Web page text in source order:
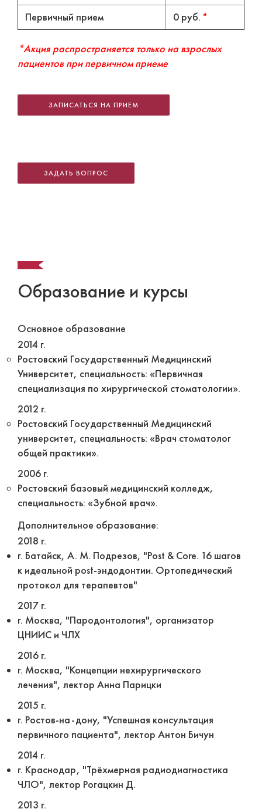
Первичный прием 0 руб. *
*Акция распространяется только на взрослых
пациентов при первичном приеме
ЗАПИСАТЬСЯ НА ПРИЕМ
ЗАДАТЬ ВОПРОС
Образование и курсы
Основное образование
2014 г.
Ростовский Государственный Медицинский
Университет, специальность: «Первичная
специализация по хирургической стоматологии».
2012 г.
Ростовский Государственный Медицинский
университет, специальность: «Врач стоматолог
общей практики».
2006 г.
Ростовский базовый медицинский колледж,
специальность: «Зубной врач».
Дополнительное образование:
2018 г.
г. Батайск, А. М. Подрезов, "Post & Core. 16 шагов
к идеальной post-эндодонтии. Ортопедический
протокол для терапевтов"
2017 г.
г. Москва, "Пародонтология", организатор
ЦНИИС и ЧЛХ
2016 г.
г. Москва, "Концепции нехирургического
лечения", лектор Анна Парицки
2015 г.
г. Ростов-на-дону, "Успешная консультация
первичного пациента", лектор Антон Бичун
2014 г.
г. Краснодар, "Трёхмерная радиодиагностика
ЧЛО", лектор Рогацкин Д.
2013 г.